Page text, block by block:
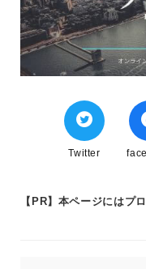
Twitter
【PR】本ページにはプ